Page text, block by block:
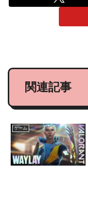
関連記事
ゲーム